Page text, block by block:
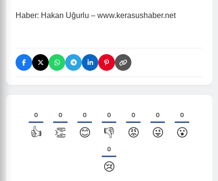
Haber: Hakan Uğurlu – www.kerasushaber.net
0
👍
0
👏
0
😊
0
👎
0
😡
0
😜
0
😮
0
😢